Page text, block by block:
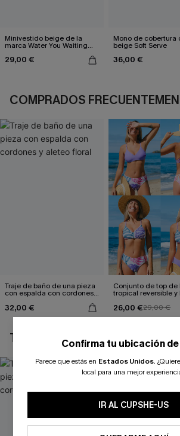
Minivestido beige de la
marca Water You Waiting
29,00 €
Mono de cobertura
beige Soft Serve
36,00 €
COMPRADOS
Traje de baño de una pieza
con espalda con cordones y
32,00 €
Conjunto de top de
tropical reversible y
26,00 €29,00 €
TAMBIÉN TE PUEDE GUSTAR
Confirma tu ubicación de
Parece que estás en Estados Unidos.
local para una mejor
IR AL CUPSHE-US